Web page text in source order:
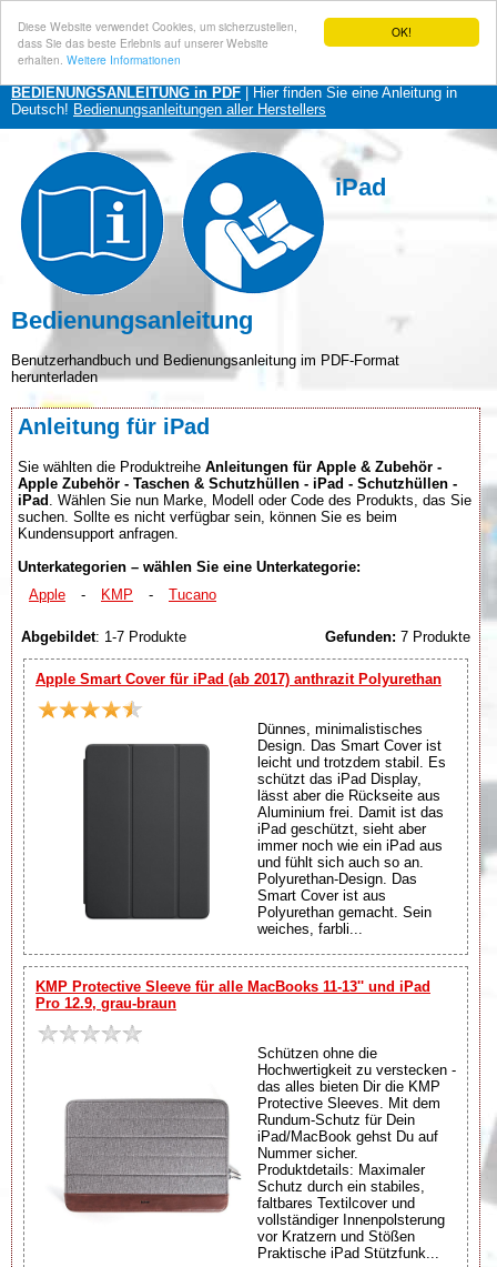
OK!
Diese Website verwendet Cookies, um sicherzustellen,
dass Sie das beste Erlebnis auf unserer Website
erhalten. Weitere Informationen
BEDIENUNGSANLEITUNG in PDF | Hier finden Sie eine Anleitung in
Deutsch! Bedienungsanleitungen aller Herstellers
iPad
Bedienungsanleitung
Benutzerhandbuch und Bedienungsanleitung im PDF-Format
herunterladen
Anleitung für iPad
Sie wählten die Produktreihe Anleitungen für Apple & Zubehör -
Apple Zubehör - Taschen & Schutzhüllen - iPad - Schutzhüllen -
iPad . Wählen Sie nun Marke, Modell oder Code des Produkts, das Sie
suchen. Sollte es nicht verfügbar sein, können Sie es beim
Kundensupport anfragen.
Unterkategorien – wählen Sie eine Unterkategorie:
Apple
- KMP - Tucano
Abgebildet: 1-7 Produkte Gefunden: 7 Produkte
Apple Smart Cover für iPad (ab 2017) anthrazit Polyurethan
Dünnes, minimalistisches
Design. Das Smart Cover ist
leicht und trotzdem stabil. Es
schützt das iPad Display,
lässt aber die Rückseite aus
Aluminium frei. Damit ist das
iPad geschützt, sieht aber
immer noch wie ein iPad aus
und fühlt sich auch so an.
Polyurethan-Design. Das
Smart Cover ist aus
Polyurethan gemacht. Sein
weiches, farbli...
KMP Protective Sleeve für alle MacBooks 11-13'' und iPad
Pro 12.9, grau-braun
Schützen ohne die
Hochwertigkeit zu verstecken -
das alles bieten Dir die KMP
Protective Sleeves. Mit dem
Rundum-Schutz für Dein
iPad/MacBook gehst Du auf
Nummer sicher.
Produktdetails: Maximaler
Schutz durch ein stabiles,
faltbares Textilcover und
vollständiger Innenpolsterung
vor Kratzern und Stößen
Praktische iPad Stützfunk...